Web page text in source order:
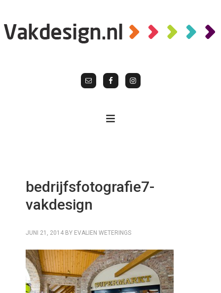
bedrijfsfotografie7-
vakdesign
JUNI 21, 2014 BY EVALIEN WETERINGS